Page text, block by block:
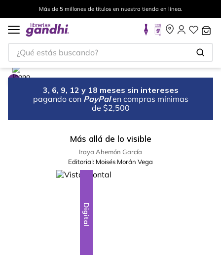
Más de 5 millones de títulos en nuestra tienda en línea.
¿Qué estás buscando?
3, 6, 9, 12 y 18 meses sin intereses
pagando con PayPal en compras mínimas
de $2,500
Más allá de lo visible
Iraya Ahemón García
Editorial: Moisés Morán Vega
Digital